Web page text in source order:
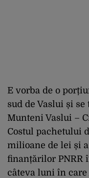
E vorba de o
sud de Vaslui și
Munteni Vaslui –
Costul pachetului
milioane de lei și
finanțărilor PNRR
câteva luni în